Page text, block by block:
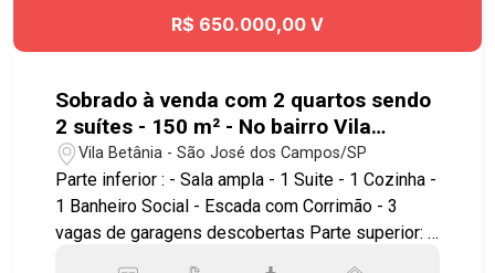
R$ 650.000,00 V
Sobrado à venda com 2 quartos sendo
2 suítes - 150 m² - No bairro Vila
Betânia - SJC
Vila Betânia - São José dos Campos/SP
Parte inferior : - Sala ampla - 1 Suite - 1 Cozinha -
1 Banheiro Social - Escada com Corrimão - 3
vagas de garagens descobertas Parte superior: -